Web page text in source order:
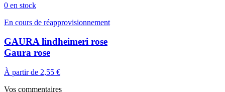
0 en stock
En cours de réapprovisionnement
GAURA lindheimeri rose
Gaura rose
À partir de 2,55 €
Vos commentaires